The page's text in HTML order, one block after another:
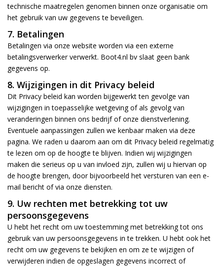
technische maatregelen genomen binnen onze organisatie om
het gebruik van uw gegevens te beveiligen.
7. Betalingen
Betalingen via onze website worden via een externe
betalingsverwerker verwerkt. Boot4.nl bv slaat geen bank
gegevens op.
8. Wijzigingen in dit Privacy beleid
Dit Privacy beleid kan worden bijgewerkt ten gevolge van
wijzigingen in toepasselijke wetgeving of als gevolg van
veranderingen binnen ons bedrijf of onze dienstverlening.
Eventuele aanpassingen zullen we kenbaar maken via deze
pagina. We raden u daarom aan om dit Privacy beleid regelmatig
te lezen om op de hoogte te blijven. Indien wij wijzigingen
maken die serieus op u van invloed zijn, zullen wij u hiervan op
de hoogte brengen, door bijvoorbeeld het versturen van een e-
mail bericht of via onze diensten.
9. Uw rechten met betrekking tot uw
persoonsgegevens
U hebt het recht om uw toestemming met betrekking tot ons
gebruik van uw persoonsgegevens in te trekken. U hebt ook het
recht om uw gegevens te bekijken en om ze te wijzigen of
verwijderen indien de opgeslagen gegevens incorrect of